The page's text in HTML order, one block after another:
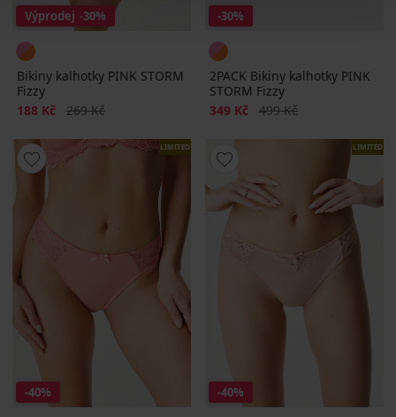
Výprodej -30%
Bikiny kalhotky PINK STORM
Fizzy
Sleva
188 Kč Původní cena
269 Kč
-30%
2PACK Bikiny kalhotky PINK
STORM Fizzy
Sleva
349 Kč Původní cena
499 Kč
LIMITED
-40%
LIMITED
-40%